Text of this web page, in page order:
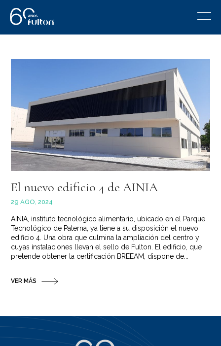
El nuevo edificio 4 de AINIA
29 AGO, 2024
AINIA, instituto tecnológico alimentario, ubicado en el Parque
Tecnológico de Paterna, ya tiene a su disposición el nuevo
edificio 4. Una obra que culmina la ampliación del centro y
cuyas instalaciones llevan el sello de Fulton. El edificio, que
pretende obtener la certificación BREEAM, dispone de...
VER MÁS